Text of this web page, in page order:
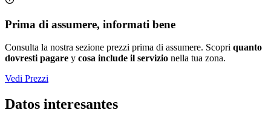
Prima di assumere, informati bene
Consulta la nostra sezione prezzi prima di assumere. Scopri quanto
dovresti pagare y cosa include il servizio nella tua zona.
Vedi Prezzi
Datos interesantes